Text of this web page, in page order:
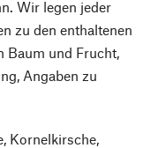
Wir legen jeder
zu den enthaltenen
Baum und Frucht,
Angaben zu
Kornelkirsche,